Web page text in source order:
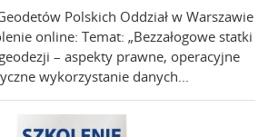
Polskich Oddział w Warszawie
online: Temat: „Bezzałogowe statki
– aspekty prawne, operacyjne
wykorzystanie danych...